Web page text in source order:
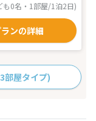
も0名・1部屋/1泊2日)
ンの詳細
部屋タイプ)